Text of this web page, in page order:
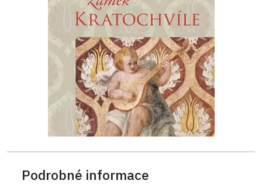
Podrobné informace